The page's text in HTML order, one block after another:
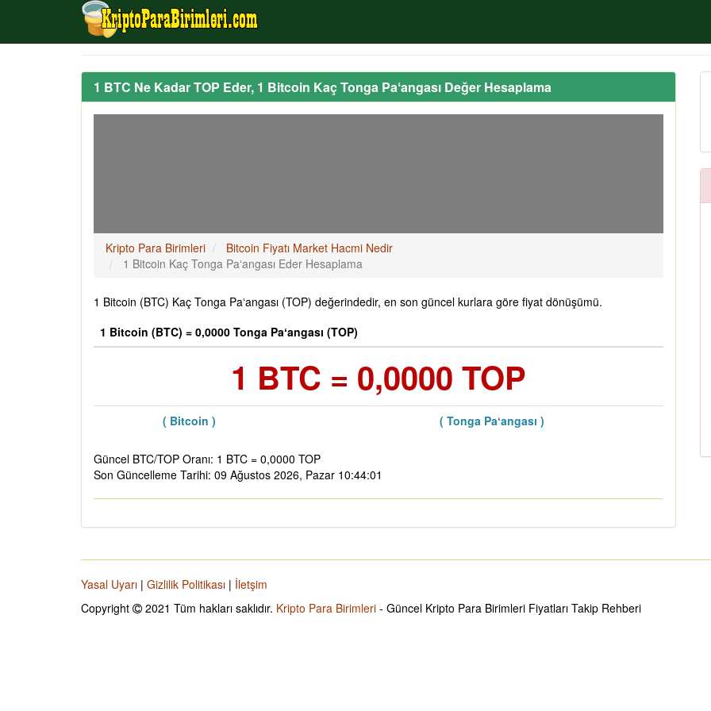
1 BTC Ne Kadar TOP Eder, 1 Bitcoin Kaç Tonga Paʻangası Değer Hesaplama
Kripto Para Birimleri
Bitcoin Fiyatı Market Hacmi Nedir
1 Bitcoin Kaç Tonga Paʻangası Eder Hesaplama
1 Bitcoin (BTC) Kaç Tonga Paʻangası (TOP) değerindedir, en son güncel kurlara göre fiyat dönüşümü.
1 Bitcoin (BTC) = 0,0000 Tonga Paʻangası (TOP)
1 BTC = 0,0000 TOP
( Bitcoin ) ( Tonga Paʻangası )
Güncel BTC/TOP Oranı: 1 BTC = 0,0000 TOP
Son Güncelleme Tarihi: 09 Ağustos 2026, Pazar 10:44:01
Yasal Uyarı | Gizlilik Politikası | İletşim
Copyright
2021 Tüm hakları saklıdır. Kripto Para Birimleri - Güncel Kripto Para Birimleri Fiyatları Takip Rehberi